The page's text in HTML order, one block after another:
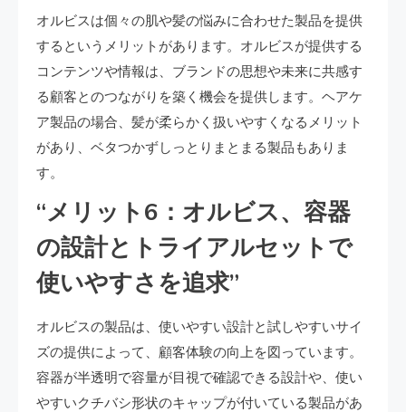
オルビスは個々の肌や髪の悩みに合わせた製品を提供
するというメリットがあります。オルビスが提供する
コンテンツや情報は、ブランドの思想や未来に共感す
る顧客とのつながりを築く機会を提供します。ヘアケ
ア製品の場合、髪が柔らかく扱いやすくなるメリット
があり、ベタつかずしっとりまとまる製品もありま
す。
“メリット6：オルビス、容器
の設計とトライアルセットで
使いやすさを追求”
オルビスの製品は、使いやすい設計と試しやすいサイ
ズの提供によって、顧客体験の向上を図っています。
容器が半透明で容量が目視で確認できる設計や、使い
やすいクチバシ形状のキャップが付いている製品があ